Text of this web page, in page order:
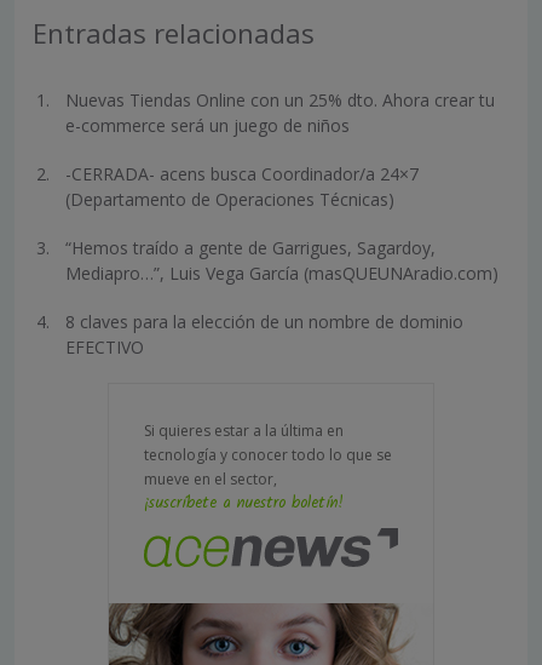
Entradas relacionadas
Nuevas Tiendas Online con un 25% dto. Ahora crear tu
e-commerce será un juego de niños
-CERRADA- acens busca Coordinador/a 24×7
(Departamento de Operaciones Técnicas)
“Hemos traído a gente de Garrigues, Sagardoy,
Mediapro…”, Luis Vega García (masQUEUNAradio.com)
8 claves para la elección de un nombre de dominio
EFECTIVO
Si quieres estar a la última en
tecnología y conocer todo lo que se
mueve en el sector,
¡suscríbete a nuestro boletín!